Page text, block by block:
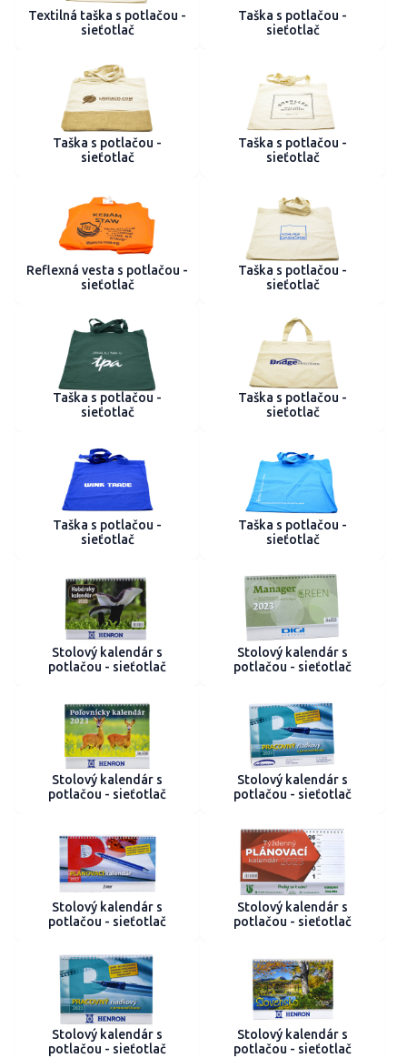
Textilná taška s potlačou -
sieťotlač
Taška s potlačou -
sieťotlač
Taška s potlačou -
sieťotlač
Taška s potlačou -
sieťotlač
Reflexná vesta s potlačou -
sieťotlač
Taška s potlačou -
sieťotlač
Taška s potlačou -
sieťotlač
Taška s potlačou -
sieťotlač
Taška s potlačou -
sieťotlač
Taška s potlačou -
sieťotlač
Stolový kalendár s
potlačou - sieťotlač
Stolový kalendár s
potlačou - sieťotlač
Stolový kalendár s
potlačou - sieťotlač
Stolový kalendár s
potlačou - sieťotlač
Stolový kalendár s
potlačou - sieťotlač
Stolový kalendár s
potlačou - sieťotlač
Stolový kalendár s
potlačou - sieťotlač
Stolový kalendár s
potlačou - sieťotlač